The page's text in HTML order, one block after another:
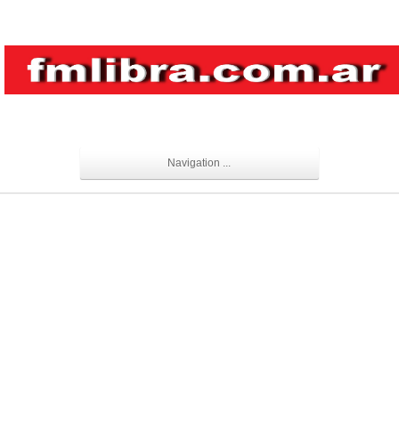
Navigation ...